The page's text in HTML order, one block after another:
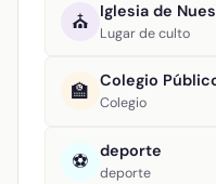
⛪ Lugar de culto
🏫 Colegio
Colegio
⚽ deporte
deporte